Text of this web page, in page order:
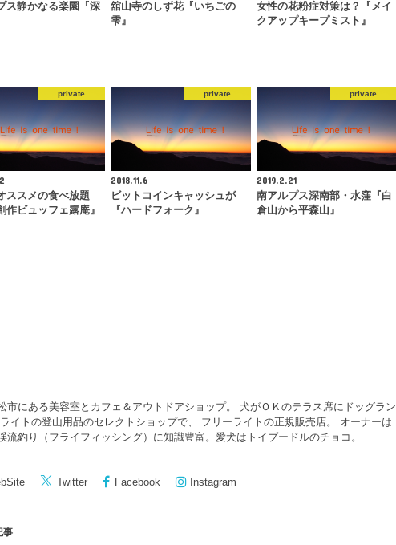
ス静かなる楽園『深
舘山寺のしず花『いちごの
雫』
女性の花粉症対策は？『メイ
クアップキープミスト』
private
ススメの食べ放題
作ビュッフェ露庵』
private
2018.11.6
ビットコインキャッシュが
『ハードフォーク』
private
2019.2.21
南アルプス深南部・水窪『白
倉山から平森山』
市にある美容室とカフェ＆アウトドアショップ。 犬がＯＫのテラス席にドッグラン
イトの登山用品のセレクトショップで、 フリーライトの正規販売店。 オーナーは
流釣り（フライフィッシング）に知識豊富。愛犬はトイプードルのチョコ。
Twitter Facebook Instagram
事